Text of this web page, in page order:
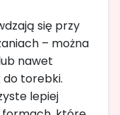
się przy
– można
nawet
torebki.
lepiej